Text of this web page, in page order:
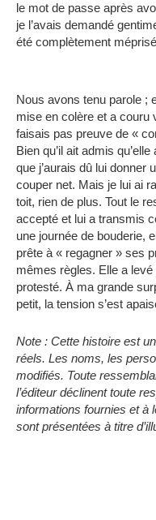
le mot de passe après
je l’avais demandé
été complètement
Nous avons tenu parole ;
mise en colère et a couru
faisais pas preuve de «
Bien qu’il ait admis
que j’aurais dû lui donner
couper net. Mais je lui ai
toit, rien de plus. Tout le
accepté et lui a transmis
une journée de bouderie,
prête à « regagner » ses
mêmes règles. Elle a
protesté. À ma grande
petit, la tension s’est
Note : Cette histoire est
réels. Les noms, les
modifiés. Toute
l’éditeur déclinent toute
informations fournies et à
sont présentées à titre